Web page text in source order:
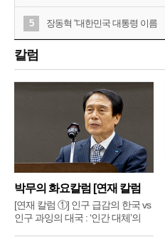
5 장동혁 “대한민국 대통령 이름
칼럼
박무의 화요칼럼 [연재 칼럼
①]
[연재 칼럼 ①] 인구 급감의 한국 vs
인구 과잉의 대국 : ‘인간 대체’의